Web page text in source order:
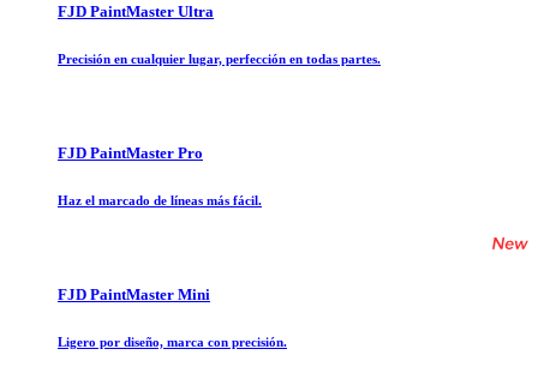
FJD PaintMaster Ultra
Precisión en cualquier lugar, perfección en todas partes.
FJD PaintMaster Pro
Haz el marcado de líneas más fácil.
FJD PaintMaster Mini
Ligero por diseño, marca con precisión.